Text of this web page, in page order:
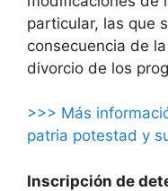
particular, las que
consecuencia de
divorcio de los
>>> Más
patria potestad y
Inscripción de